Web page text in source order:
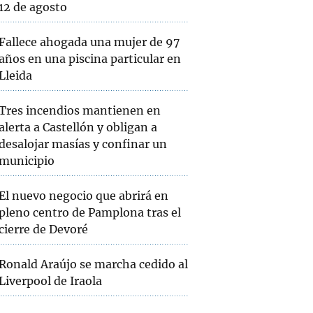
de agosto
ahogada una mujer de 97
en una piscina particular en
incendios mantienen en
a Castellón y obligan a
masías y confinar un
nuevo negocio que abrirá en
centro de Pamplona tras el
de Devoré
Araújo se marcha cedido al
de Iraola